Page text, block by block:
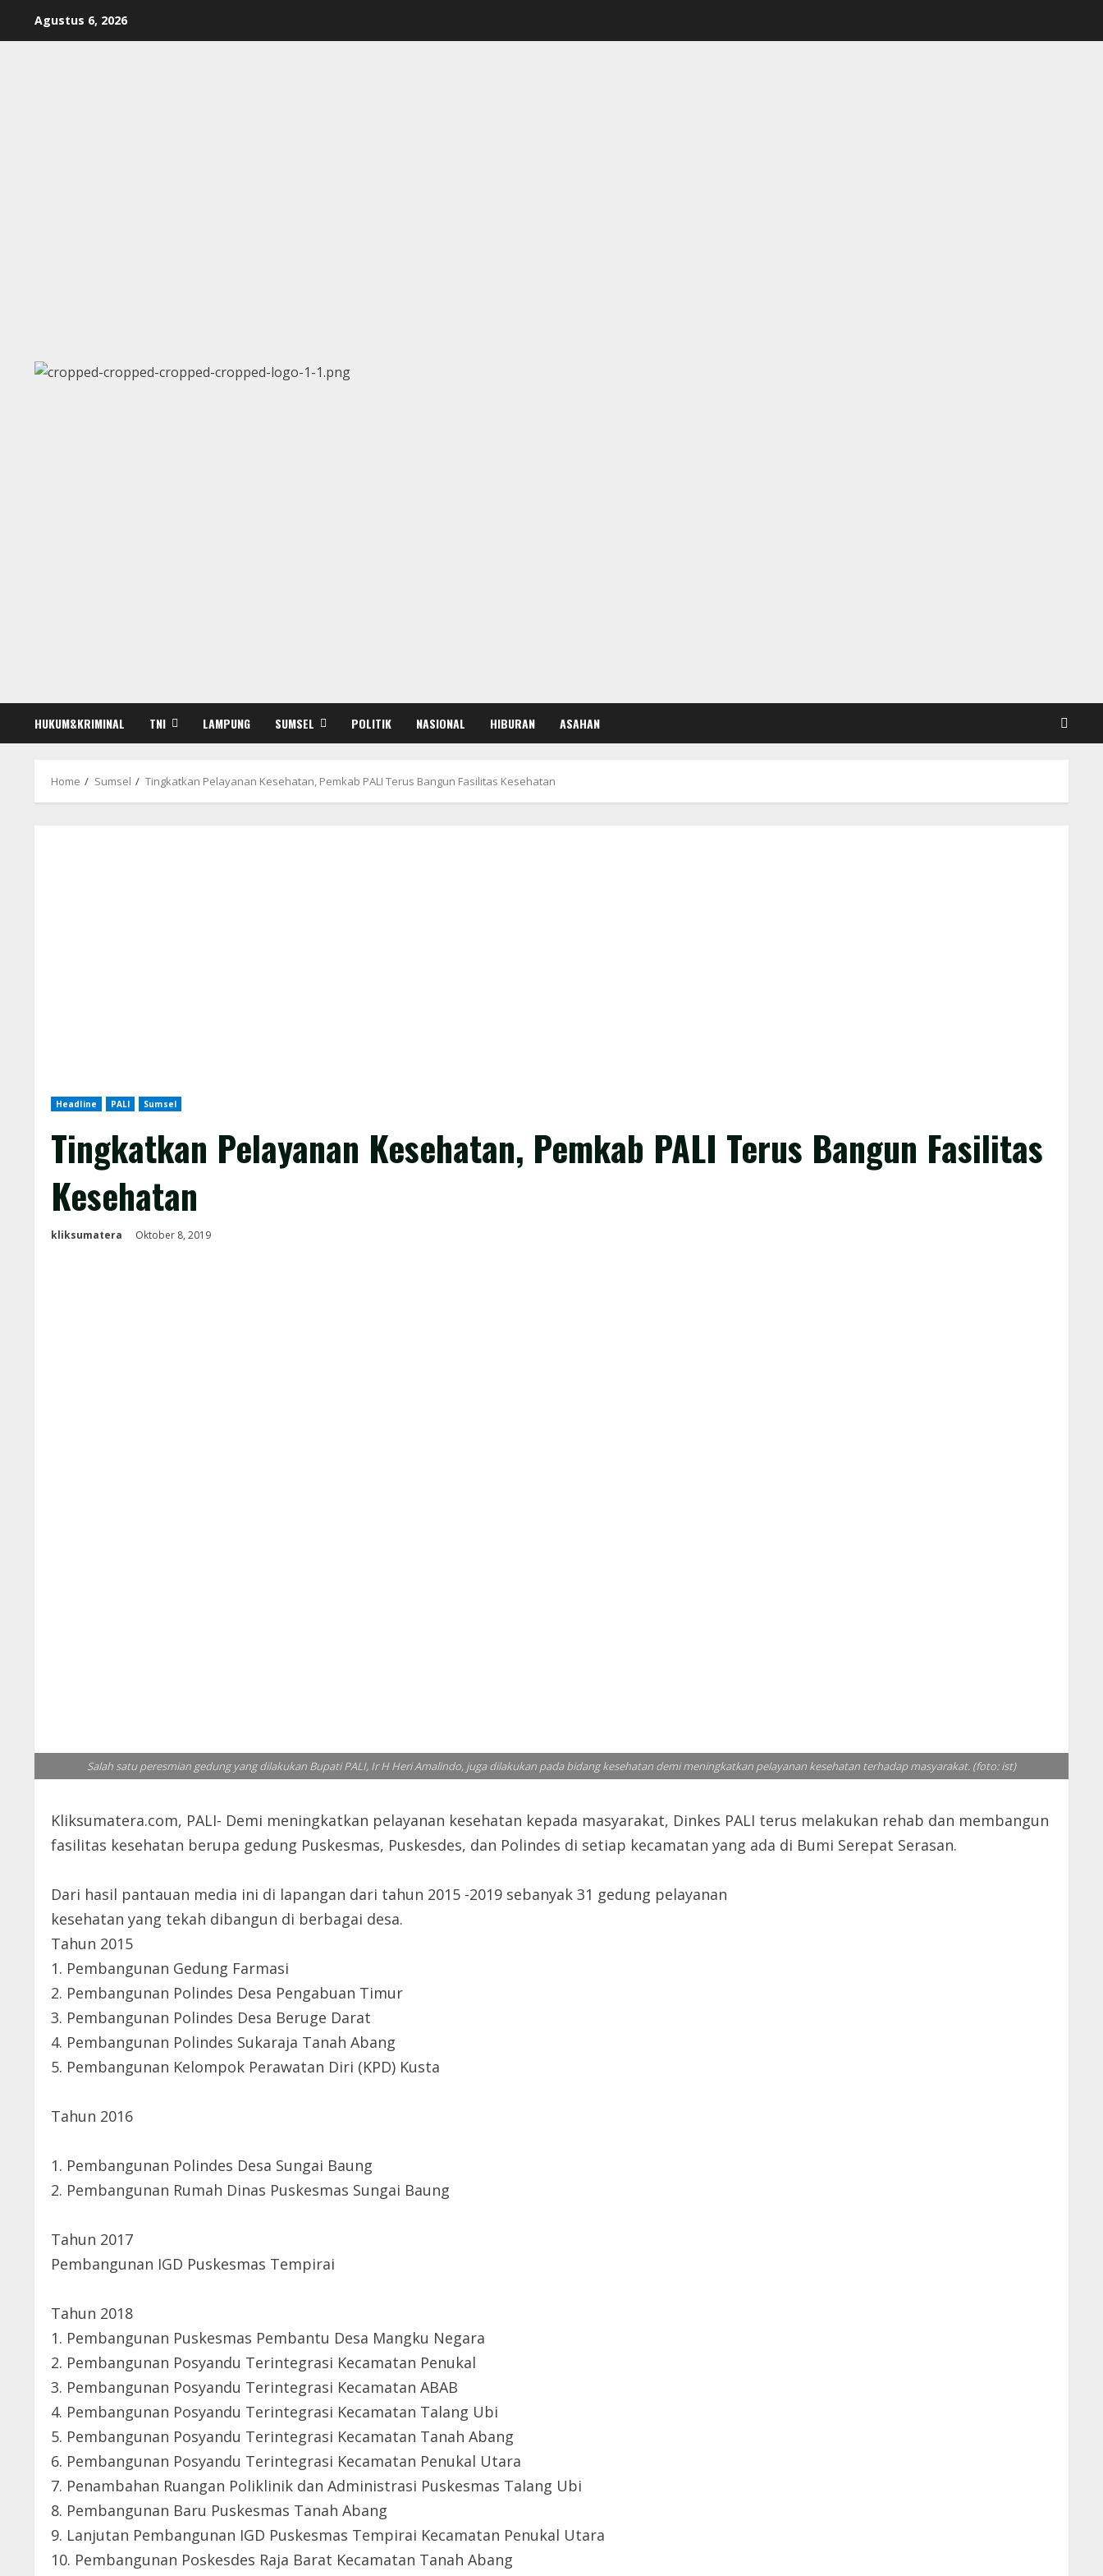
Agustus 6, 2026
HUKUM&KRIMINAL TNI LAMPUNG SUMSEL POLITIK NASIONAL HIBURAN ASAHAN
Home Sumsel Tingkatkan Pelayanan Kesehatan, Pemkab PALI Terus Bangun Fasilitas Kesehatan
Headline PALI Sumsel
Tingkatkan Pelayanan Kesehatan, Pemkab PALI Terus Bangun Fasilitas
Kesehatan
kliksumatera Oktober 8, 2019
Salah satu peresmian gedung yang dilakukan Bupati PALI, Ir H Heri Amalindo, juga dilakukan pada bidang kesehatan demi meningkatkan pelayanan kesehatan terhadap masyarakat. (foto: ist)
Kliksumatera.com, PALI- Demi meningkatkan pelayanan kesehatan kepada masyarakat, Dinkes PALI terus melakukan rehab dan membangun
fasilitas kesehatan berupa gedung Puskesmas, Puskesdes, dan Polindes di setiap kecamatan yang ada di Bumi Serepat Serasan.
Dari hasil pantauan media ini di lapangan dari tahun 2015 -2019 sebanyak 31 gedung pelayanan
kesehatan yang tekah dibangun di berbagai desa.
Tahun 2015
1. Pembangunan Gedung Farmasi
2. Pembangunan Polindes Desa Pengabuan Timur
3. Pembangunan Polindes Desa Beruge Darat
4. Pembangunan Polindes Sukaraja Tanah Abang
5. Pembangunan Kelompok Perawatan Diri (KPD) Kusta
Tahun 2016
1. Pembangunan Polindes Desa Sungai Baung
2. Pembangunan Rumah Dinas Puskesmas Sungai Baung
Tahun 2017
Pembangunan IGD Puskesmas Tempirai
Tahun 2018
1. Pembangunan Puskesmas Pembantu Desa Mangku Negara
2. Pembangunan Posyandu Terintegrasi Kecamatan Penukal
3. Pembangunan Posyandu Terintegrasi Kecamatan ABAB
4. Pembangunan Posyandu Terintegrasi Kecamatan Talang Ubi
5. Pembangunan Posyandu Terintegrasi Kecamatan Tanah Abang
6. Pembangunan Posyandu Terintegrasi Kecamatan Penukal Utara
7. Penambahan Ruangan Poliklinik dan Administrasi Puskesmas Talang Ubi
8. Pembangunan Baru Puskesmas Tanah Abang
9. Lanjutan Pembangunan IGD Puskesmas Tempirai Kecamatan Penukal Utara
10. Pembangunan Poskesdes Raja Barat Kecamatan Tanah Abang